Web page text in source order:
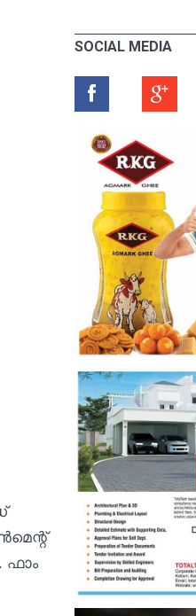
ഫാം
SOCIAL MEDIA